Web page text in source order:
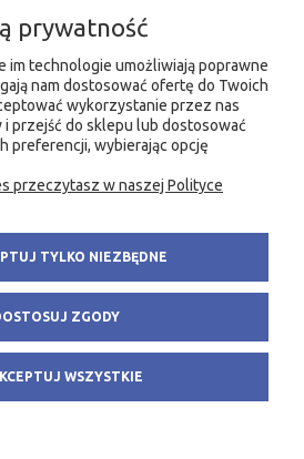
MOJE KONTO
PRODUKTY
KSIĘGARNIA FACHOWA.PL
80-299 Gdańsk
NIP: 584-182-39-49
prywatność
im technologie umożliwiają poprawne
nam dostosować ofertę do Twoich
wykorzystanie przez nas
przejść do sklepu lub dostosować
preferencji, wybierając opcję
przeczytasz w naszej Polityce
TYLKO NIEZBĘDNE
ZGODY
WSZYSTKIE